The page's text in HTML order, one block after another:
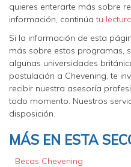
quieres enterarte más sobre
información, continúa tu
Si la información de esta
más sobre estos programas,
algunas universidades
postulación a Chevening, te
recibir nuestra asesoría
todo momento. Nuestros
disposición.
MÁS EN ESTA
Becas Chevening